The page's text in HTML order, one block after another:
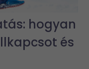
hogyan
és